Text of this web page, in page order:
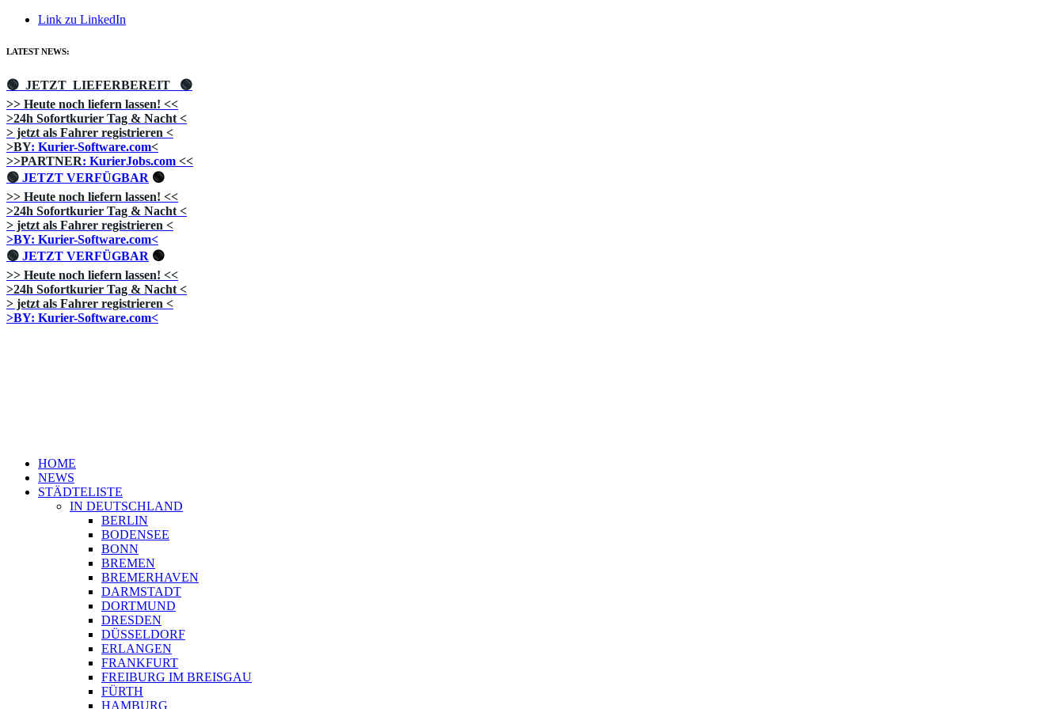
Link zu LinkedIn
LATEST NEWS:
🟢 JETZT LIEFERBEREIT
🟢
>> Heute noch liefern lassen! <<
>24h Sofortkurier Tag & Nacht <
> jetzt als Fahrer registrieren <
>BY: Kurier-Software.com<
>>PARTNER: KurierJobs.com <<
🟢 JETZT VERFÜGBAR 🟢
>> Heute noch liefern lassen! <<
>24h Sofortkurier Tag & Nacht <
> jetzt als Fahrer registrieren <
>BY: Kurier-Software.com<
🟢 JETZT VERFÜGBAR 🟢
>> Heute noch liefern lassen! <<
>24h Sofortkurier Tag & Nacht <
> jetzt als Fahrer registrieren <
>BY: Kurier-Software.com<
HOME
NEWS
STÄDTELISTE
IN DEUTSCHLAND
BERLIN
BODENSEE
BONN
BREMEN
BREMERHAVEN
DARMSTADT
DORTMUND
DRESDEN
DÜSSELDORF
ERLANGEN
FRANKFURT
FREIBURG IM BREISGAU
FÜRTH
HAMBURG